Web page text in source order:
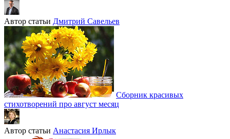
Автор статьи Дмитрий Савельев
Сборник красивых
стихотворений про август месяц
Автор статьи Анастасия Ирлык